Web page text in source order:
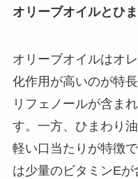
オリーブオイルとひ
オリーブオイルはオ
化作用が高いのが特
リフェノールが含ま
す。一方、ひまわり
軽い口当たりが特徴
は少量のビタミンE